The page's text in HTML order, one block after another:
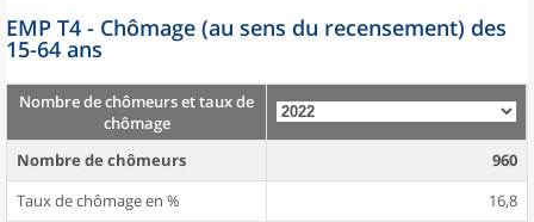
EMP T4 - Chômage (au sens du recensement) des
15-64 ans
Nombre de chômeurs et taux de
chômage
Nombre de chômeurs
960
Taux de chômage en %
16,8